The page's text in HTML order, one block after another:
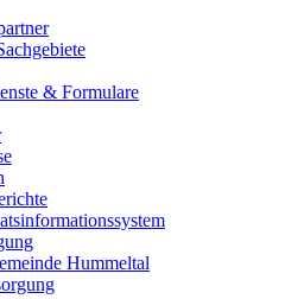
& Formulare
Hummeltal